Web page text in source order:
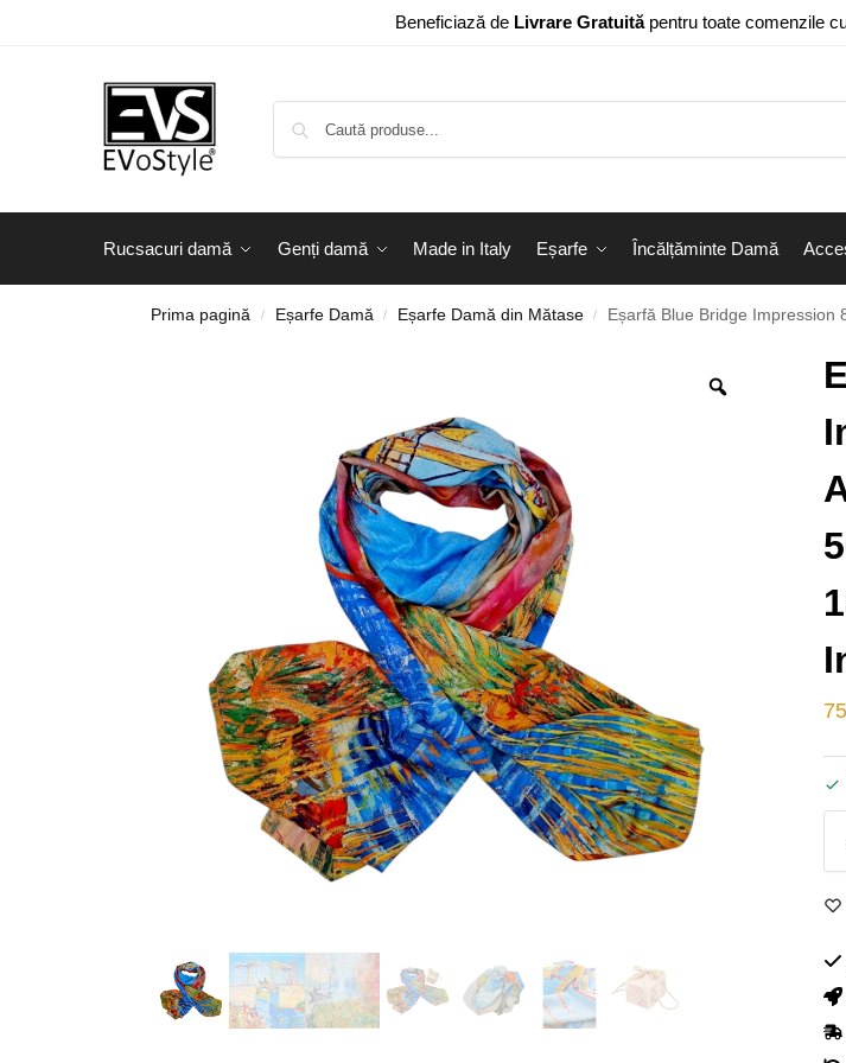
Beneficiază de Livrare Gratuităpentru toate comenzile
Rucsacuri damă Genți damă Made in Italy Eșarfe Încălțăminte Damă
Prima pagină / Eșarfe Damă / Eșarfe Damă din Mătase / Eșarfă Blue Bridge Impression 8108-3